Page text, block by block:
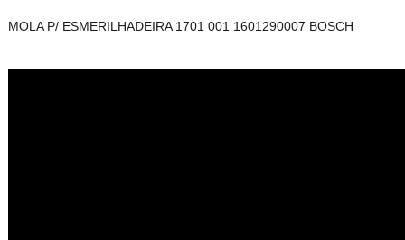
MOLA P/ ESMERILHADEIRA 1701 001 1601290007 BOSCH